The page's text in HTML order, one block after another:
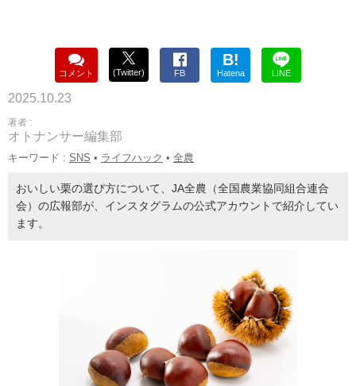
コメント (Twitter) FB
B!
Hatena LINE
2025.10.23
著者 :
オトナンサー編集部
キーワード : SNS • ライフハック • 全農
おいしい栗の選び方について、JA全農（全国農業協同組合連合
会）の広報部が、インスタグラムの公式アカウントで紹介してい
ます。